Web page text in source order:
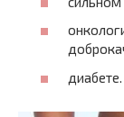
диабете.